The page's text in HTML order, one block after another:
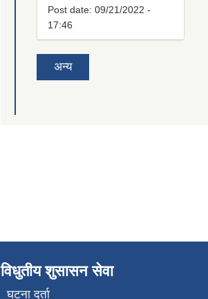
Post date: 09/21/2022 -
17:46
अन्य
विधुतीय शुसासन सेवा
घटना दर्ता